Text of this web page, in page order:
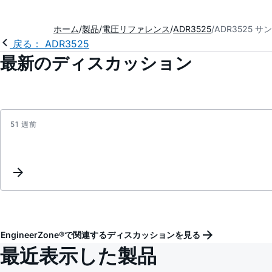
ホーム 製品 電圧リファレンス ADR3525 ADR3525 サ
戻る： ADR3525
最新のディスカッション
51 週前
EngineerZone®で関連するディスカッションを見る
最近表示した製品